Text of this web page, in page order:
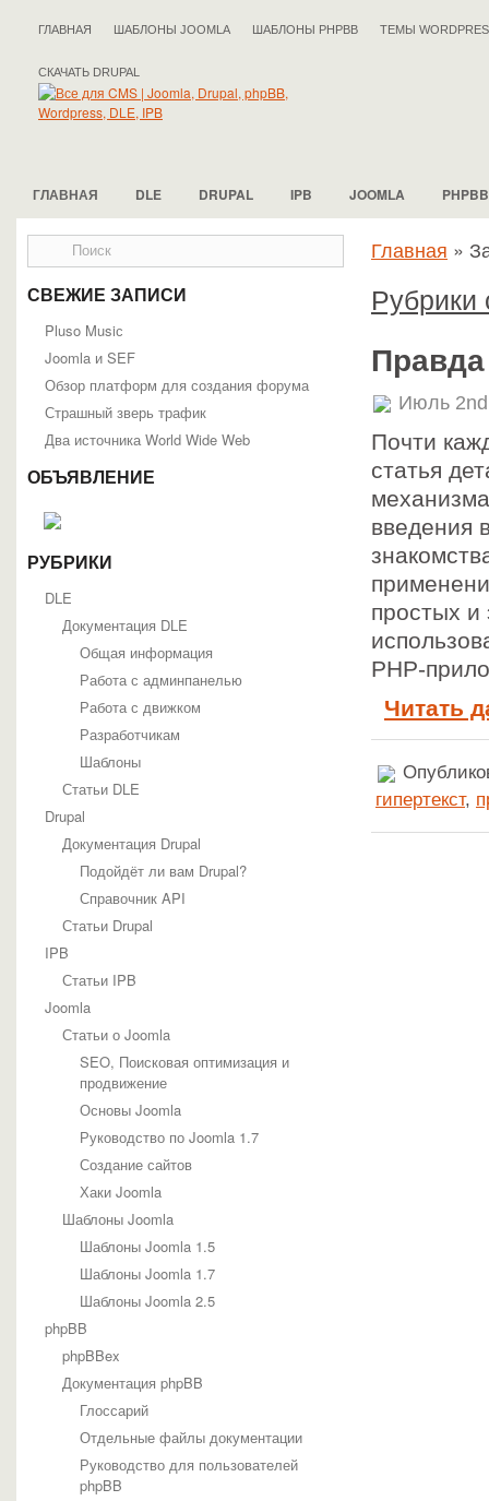
ГЛАВНАЯ ШАБЛОНЫ JOOMLA ШАБЛОНЫ PHPBB ТЕМЫ
СКАЧАТЬ DRUPAL
ГЛАВНАЯ DLE DRUPAL IPB JOOMLA PHPBB
СВЕЖИЕ ЗАПИСИ
Pluso Musiс
Joomla и SEF
Обзор платформ для создания форума
Страшный зверь трафик
Два источника World Wide Web
ОБЪЯВЛЕНИЕ
РУБРИКИ
DLE
Документация DLE
Общая информация
Работа с админпанелью
Работа с движком
Разработчикам
Шаблоны
Статьи DLE
Drupal
Документация Drupal
Подойдёт ли вам Drupal?
Справочник API
Статьи Drupal
IPB
Статьи IPB
Joomla
Статьи о Joomla
SEO, Поисковая оптимизация и
продвижение
Основы Joomla
Руководство по Joomla 1.7
Создание сайтов
Хаки Joomla
Шаблоны Joomla
Шаблоны Joomla 1.5
Шаблоны Joomla 1.7
Шаблоны Joomla 2.5
phpBB
phpBBex
Документация phpBB
Глоссарий
Отдельные файлы документации
Руководство для пользователей
phpBB
Главная »
Рубрики
Июль
Почти
статья
введения
простых
PHP-
Читать
гипертекст,